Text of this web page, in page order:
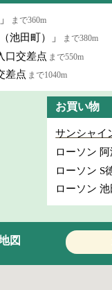
まで360m
池田町）」 まで380m
口交差点 まで550m
差点 まで1040m
お買い物
サンシャイ
ローソン
ローソン S
ローソン
図